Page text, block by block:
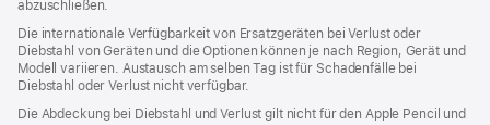
abzuschließen.
Die internationale Verfügbarkeit von Ersatzgeräten bei Verlust oder
Diebstahl von Geräten und die Optionen können je nach Region, Gerät und
Modell variieren. Austausch am selben Tag ist für Schadenfälle bei
Diebstahl oder Verlust nicht verfügbar.
Die Abdeckung bei Diebstahl und Verlust gilt nicht für den Apple Pencil und